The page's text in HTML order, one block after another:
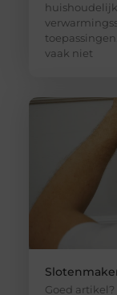
vaak niet
Goed